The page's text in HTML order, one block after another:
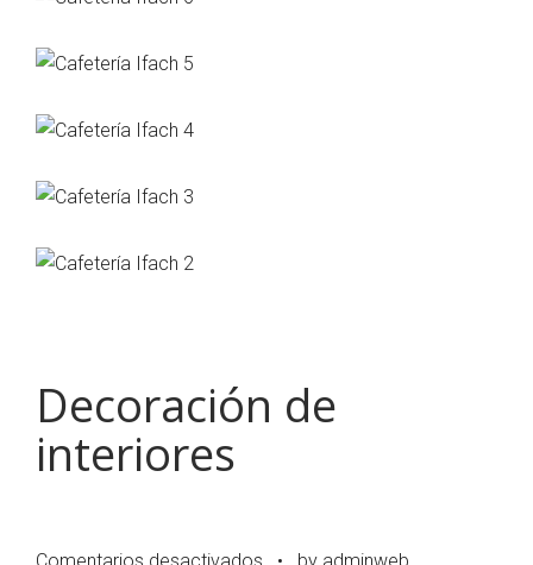
Decoración de
interiores
en